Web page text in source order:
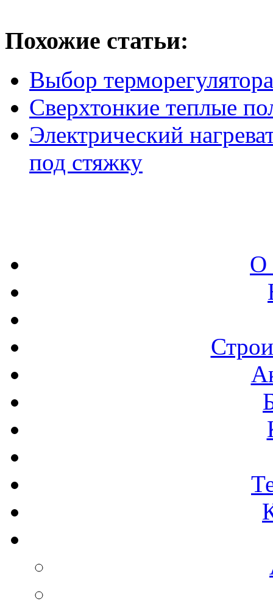
Похожие статьи:
Выбор терморегулятора
Сверхтонкие теплые
Электрический
под стяжку
О